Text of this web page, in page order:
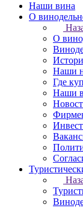
Наши вина
О
О
Наши
Где
Наши